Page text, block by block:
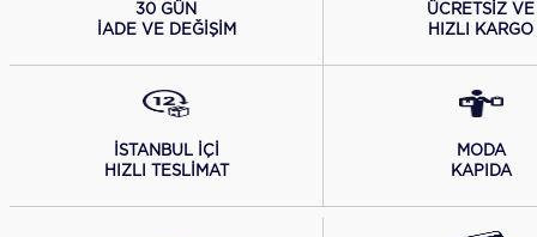
30 GÜN
İADE VE DEĞİŞİM
ÜCRETSİZ VE
HIZLI KARGO
İSTANBUL İÇİ
HIZLI TESLİMAT
MODA
KAPIDA